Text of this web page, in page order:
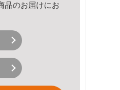
品のお届けにお